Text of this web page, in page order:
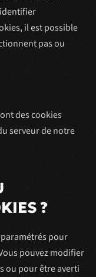
il est possible
pas ou
des cookies
serveur de notre
?
pour
pouvez modifier
ou pour être averti